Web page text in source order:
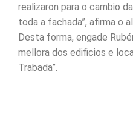
realizaron para o cambio
toda a fachada”, afirma o
Desta forma, engade
mellora dos edificios e
Trabada”.